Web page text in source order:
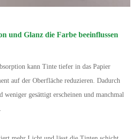
und Glanz die Farbe beeinflussen
kann Tinte tiefer in das Papier
auf der Oberfläche reduzieren. Dadurch
weniger gesättigt erscheinen und manchmal